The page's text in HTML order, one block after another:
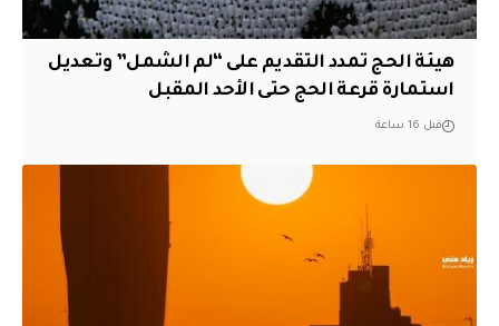
هيئة الحج تمدد التقديم على “لم الشمل” وتعديل
استمارة قرعة الحج حتى الأحد المقبل
قبل 16 ساعة